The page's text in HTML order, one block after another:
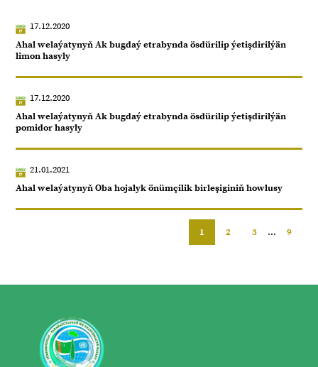
17.12.2020
Ahal welaýatynyň Ak bugdaý etrabynda ösdürilip ýetişdirilýän
limon hasyly
17.12.2020
Ahal welaýatynyň Ak bugdaý etrabynda ösdürilip ýetişdirilýän
pomidor hasyly
21.01.2021
Ahal welaýatynyň Oba hojalyk önümçilik birleşiginiň howlusy
1 2 3 ... 9